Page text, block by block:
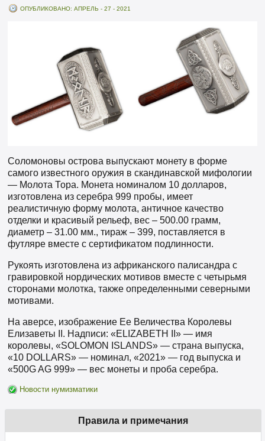
ОПУБЛИКОВАНО: АПРЕЛЬ - 27 - 2021
Соломоновы острова выпускают монету в форме
самого известного оружия в скандинавской мифологии
— Молота Тора. Монета номиналом 10 долларов,
изготовлена из серебра 999 пробы, имеет
реалистичную форму молота, античное качество
отделки и красивый рельеф, вес – 500.00 грамм,
диаметр – 31.00 мм., тираж – 399, поставляется в
футляре вместе с сертификатом подлинности.
Рукоять изготовлена ​​из африканского палисандра с
гравировкой нордических мотивов вместе с четырьмя
сторонами молотка, также определенными северными
мотивами.
На аверсе, изображение Ее Величества Королевы
Елизаветы II. Надписи: «ELIZABETH II» — имя
королевы, «SOLOMON ISLANDS» — страна выпуска,
«10 DOLLARS» — номинал, «2021» — год выпуска и
«500G AG 999» — вес монеты и проба серебра.
Новости нумизматики
Правила и примечания